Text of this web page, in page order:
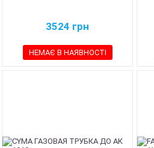
3524 грн
НЕМАЄ В НАЯВНОСТІ